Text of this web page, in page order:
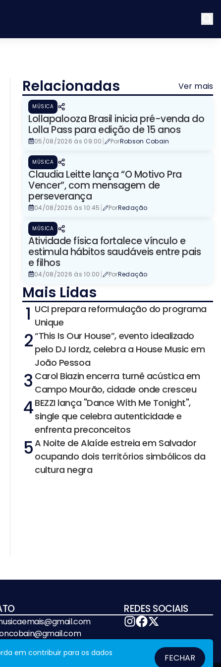
Relacionadas Ver mais
MÚSICA
Lollapalooza Brasil inicia pré-venda do
Lolla Pass para edição de 15 anos
05/08/2026 às 09:00 | PorRobson Cobain
MÚSICA
Claudia Leitte lança “O Motivo Pra
Vencer”, com mensagem de
perseverança
04/08/2026 às 10:45 | PorRedação
MÚSICA
Atividade física fortalece vínculo e
estimula hábitos saudáveis entre pais
e filhos
04/08/2026 às 10:00 | PorRedação
Mais Lidas
1 UCI prepara reformulação do programa
Unique
2“This Is Our House”, evento idealizado
pelo DJ Iordz, celebra a House Music em
João Pessoa
3 Carol Biazin encerra turnê acústica em
Campo Mourão, cidade onde cresceu
4BEZZI lança "Dance With Me Tonight",
single que celebra autenticidade e
enfrenta preconceitos
5A Noite de Alaíde estreia em Salvador
ocupando dois territórios simbólicos da
cultura negra
REDES SOCIAIS
em contribuir para os dados
FECHAR